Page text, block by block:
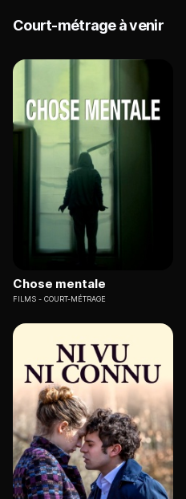
Court-métrage à venir
Chose mentale
FILMS COURT-MÉTRAGE